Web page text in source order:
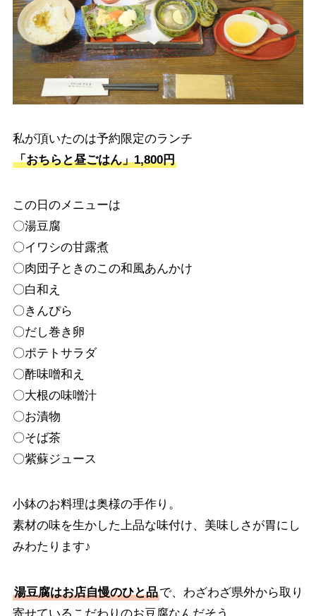
私が頂いたのは予約限定のランチ
「おちらと昼ごはん」1,800円
この日のメニューは
〇湯豆腐
〇イワシの甘露煮
〇肉団子ときのこの和風あんかけ
〇白和え
〇きんぴら
〇だし巻き卵
〇ポテトサラダ
〇酢味噌和え
〇大根の味噌汁
〇お漬物
〇そば茶
〇紫蘇ジュース
小鉢のお料理は奥様の手作り。
素材の味を生かした上品な味付け、美味しさが胃にし
みわたります♪
湯豆腐はお店自慢のひと品で、わざわざ県外から取り
寄せているこだわりのお豆腐なんだそう。